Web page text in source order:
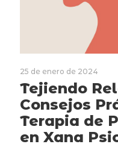
25 de enero de 2024
Tejiendo
Consejos
Terapia de
en Xana